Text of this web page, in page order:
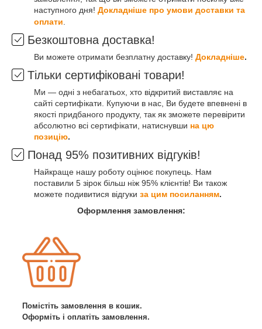
наступного дня! Докладніше про умови доставки та
оплати
Безкоштовна доставка!
Ви можете отримати безплатну доставку! Докладніше.
Тільки сертифіковані товари!
Ми — одні з небагатьох, хто відкритий виставляє на
сайті сертифікати. Купуючи в нас, Ви будете впевнені в
якості придбаного продукту, так як зможете перевірити
абсолютно всі сертифікати, натиснувши на цю
позицію.
Понад 95% позитивних відгуків!
Найкраще нашу роботу оцінює покупець. Нам
поставили 5 зірок більш ніж 95% клієнтів! Ви також
можете подивитися відгуки за цим посиланням.
Оформлення замовлення:
Помістіть замовлення в кошик.
Оформіть і оплатіть замовлення.